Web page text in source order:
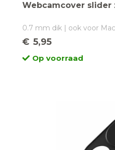
Webcamcover slider
0.7 mm dik | ook voor
€ 5,95
Op voorraad